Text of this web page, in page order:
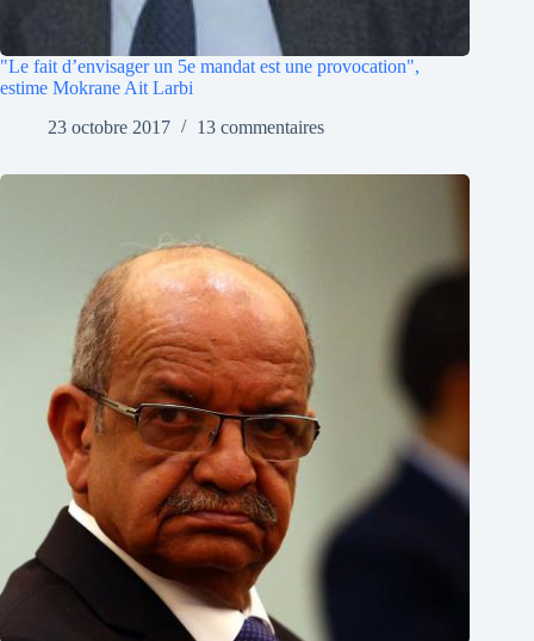
"Le fait d’envisager un 5e mandat est une provocation",
estime Mokrane Ait Larbi
23 octobre 2017
13 commentaires